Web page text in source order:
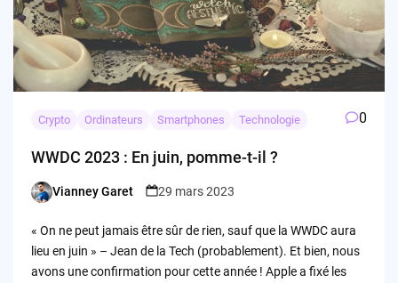
Crypto Ordinateurs Smartphones Technologie 0
WWDC 2023 : En juin, pomme-t-il ?
Posted
Vianney Garet 29 mars 2023
« On ne peut jamais être sûr de rien, sauf que la WWDC aura
lieu en juin » – Jean de la Tech (probablement). Et bien, nous
avons une confirmation pour cette année ! Apple a fixé les